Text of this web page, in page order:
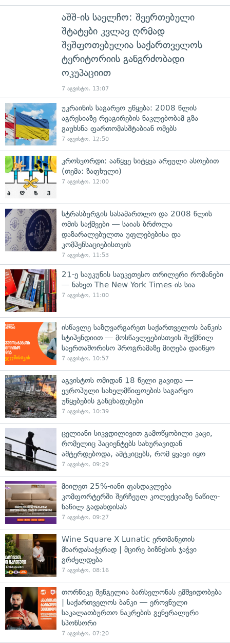
აშშ-ის საელჩო: შეერთებული
შტატები კვლავ ღრმად
შეშფოთებულია საქართველოს
ტერიტორიის განგრძობადი
ოკუპაციით
7 აგვისტო, 13:07
უკრაინის საგარეო უწყება: 2008 წლის
აგრესიაზე რეაგირების ნაკლებობამ გზა
გაუხსნა ფართომასშტაბიან ომებს
7 აგვისტო, 12:50
კროსვორდი: ააწყვე სიტყვა არეული ასოებით
(თემა: ზაფხული)
7 აგვისტო, 12:00
სტრასბურგის სასამართლო და 2008 წლის
ომის საქმეები — საიას ბრძოლა
დაზარალებულთა უფლებებისა და
კომპენსაციებისთვის
7 აგვისტო, 11:53
21-ე საუკუნის საუკეთესო თრილერი რომანები
— ნახეთ The New York Times-ის სია
7 აგვისტო, 11:00
ისწავლე საზღვარგარეთ საქართველოს ბანკის
სტიპენდიით — მოსწავლეებისთვის შექმნილ
საერთაშორისო პროგრამაზე მიღება დაიწყო
7 აგვისტო, 10:57
აგვისტოს ომიდან 18 წელი გავიდა —
ევროპული სახელმწიფოების საგარეო
უწყებების განცხადებები
7 აგვისტო, 10:39
ცელიანი სიკვდილივით გამოწყობილი კაცი,
რომელიც პაციენტებს სახურავიდან
აშტერდებოდა, ამტკიცებს, რომ ყვავი იყო
7 აგვისტო, 09:29
მიიღეთ 25%-იანი ფასდაკლება
კომფორტერში შერჩეულ კოლექციაზე ნაწილ-
ნაწილ გადახდისას
7 აგვისტო, 09:27
Wine Square X Lunatic ერთმანეთის
მხარდასაჭერად | მცირე ბიზნესის ჯაჭვი
გრძელდება
7 აგვისტო, 08:16
თორნიკე შენგელია ბარსელონას ემშვიდობება
| საქართველოს ბანკი — ეროვნული
საკალათბურთო ნაკრების გენერალური
სპონსორი
7 აგვისტო, 07:20